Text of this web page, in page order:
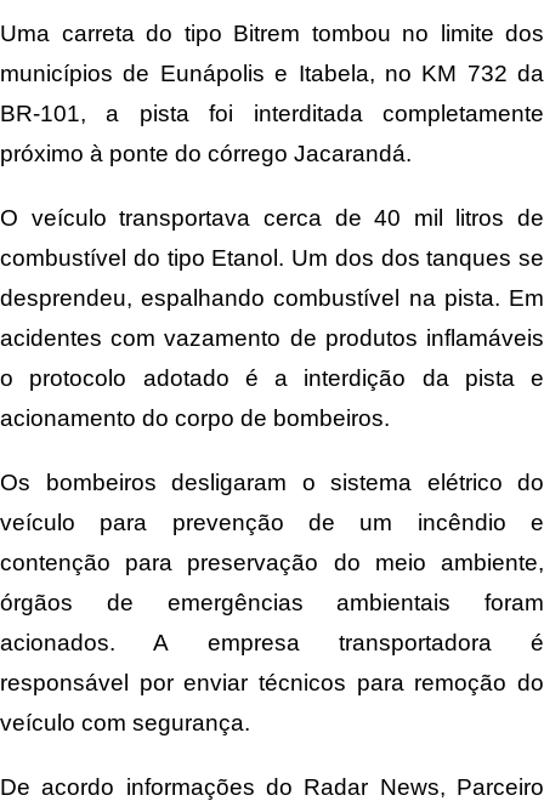
Uma carreta do tipo Bitrem tombou no limite dos
municípios de Eunápolis e Itabela, no KM 732 da
BR-101, a pista foi interditada completamente
próximo à ponte do córrego Jacarandá.
O veículo transportava cerca de 40 mil litros de
combustível do tipo Etanol. Um dos dos tanques se
desprendeu, espalhando combustível na pista. Em
acidentes com vazamento de produtos inflamáveis
o protocolo adotado é a interdição da pista e
acionamento do corpo de bombeiros.
Os bombeiros desligaram o sistema elétrico do
veículo para prevenção de um incêndio e
contenção para preservação do meio ambiente,
órgãos de emergências ambientais foram
acionados. A empresa transportadora é
responsável por enviar técnicos para remoção do
veículo com segurança.
De acordo informações do Radar News, Parceiro